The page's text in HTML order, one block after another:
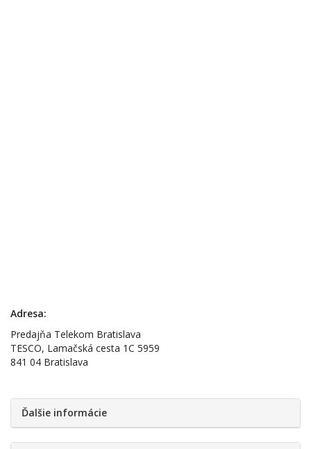
Adresa:
Predajňa Telekom Bratislava
TESCO, Lamačská cesta 1C 5959
841 04 Bratislava
Ďalšie informácie